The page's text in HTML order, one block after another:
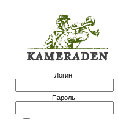
Логин:
Пароль: